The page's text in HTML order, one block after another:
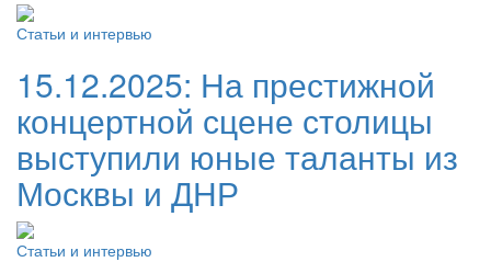
Статьи и интервью
15.12.2025: На престижной
концертной сцене столицы
выступили юные таланты из
Москвы и ДНР
Статьи и интервью